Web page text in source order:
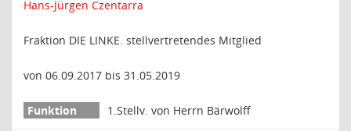
Hans-Jürgen Czentarra
Fraktion DIE LINKE. stellvertretendes Mitglied
von 06.09.2017 bis 31.05.2019
1.Stellv. von Herrn Bärwolff